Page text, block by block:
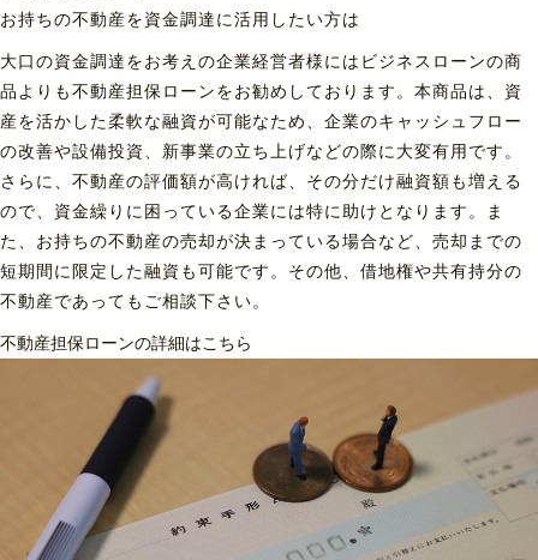
お持ちの不動産を資金調達に活用したい方は
大口の資金調達をお考えの企業経営者様にはビジネスローンの商
品よりも不動産担保ローンをお勧めしております。本商品は、資
産を活かした柔軟な融資が可能なため、企業のキャッシュフロー
の改善や設備投資、新事業の立ち上げなどの際に大変有用です。
さらに、不動産の評価額が高ければ、その分だけ融資額も増える
ので、資金繰りに困っている企業には特に助けとなります。ま
た、お持ちの不動産の売却が決まっている場合など、売却までの
短期間に限定した融資も可能です。その他、借地権や共有持分の
不動産であってもご相談下さい。
不動産担保ローンの詳細はこちら